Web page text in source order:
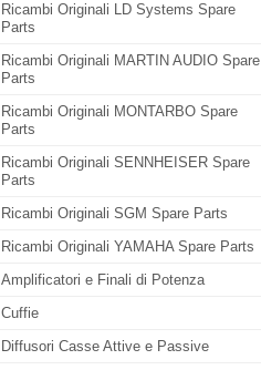
Ricambi Originali LD Systems Spare
Parts
Ricambi Originali MARTIN AUDIO Spare
Parts
Ricambi Originali MONTARBO Spare
Parts
Ricambi Originali SENNHEISER Spare
Parts
Ricambi Originali SGM Spare Parts
Ricambi Originali YAMAHA Spare Parts
Amplificatori e Finali di Potenza
Cuffie
Diffusori Casse Attive e Passive